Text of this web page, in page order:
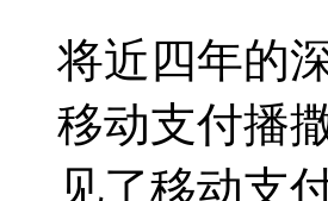
将近四年的
移动支付播
见了移动支